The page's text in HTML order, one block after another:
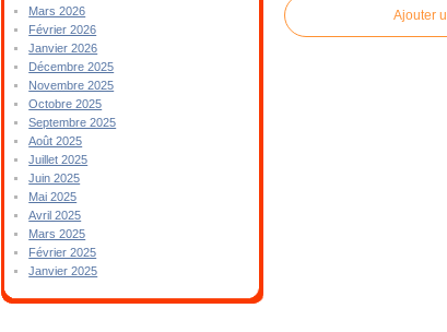
Mars 2026
Février 2026
Janvier 2026
Décembre 2025
Novembre 2025
Octobre 2025
Septembre 2025
Août 2025
Juillet 2025
Juin 2025
Mai 2025
Avril 2025
Mars 2025
Février 2025
Janvier 2025
Ajouter